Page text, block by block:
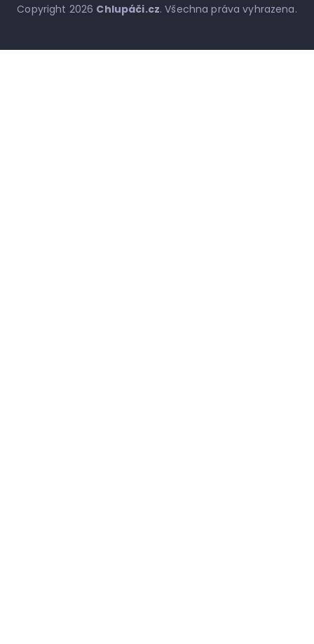
Copyright 2026 Chlupáči.cz. Všechna práva vyhrazena.